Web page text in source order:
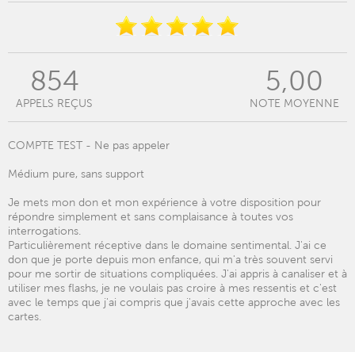
854
APPELS REÇUS
5,00
NOTE MOYENNE
COMPTE TEST - Ne pas appeler
Médium pure, sans support
Je mets mon don et mon expérience à votre disposition pour
répondre simplement et sans complaisance à toutes vos
interrogations.
Particulièrement réceptive dans le domaine sentimental. J'ai ce
don que je porte depuis mon enfance, qui m'a très souvent servi
pour me sortir de situations compliquées. J'ai appris à canaliser et à
utiliser mes flashs, je ne voulais pas croire à mes ressentis et c'est
avec le temps que j'ai compris que j'avais cette approche avec les
cartes.